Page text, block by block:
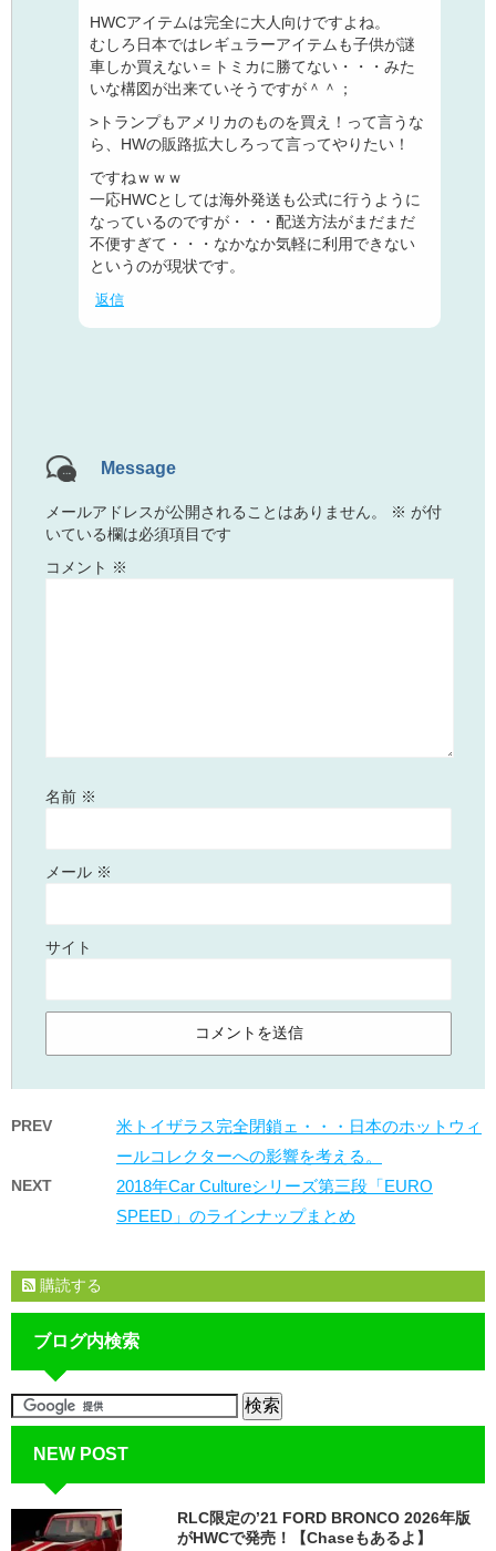
HWCアイテムは完全に大人向けですよね。
むしろ日本ではレギュラーアイテムも子供が謎
車しか買えない＝トミカに勝てない・・・みた
いな構図が出来ていそうですが＾＾；
>トランプもアメリカのものを買え！って言うな
ら、HWの販路拡大しろって言ってやりたい！
ですねｗｗｗ
一応HWCとしては海外発送も公式に行うように
なっているのですが・・・配送方法がまだまだ
不便すぎて・・・なかなか気軽に利用できない
というのが現状です。
返信
Message
メールアドレスが公開されることはありません。 ※ が付
いている欄は必須項目です
コメント ※
名前 ※
メール ※
サイト
PREV
米トイザラス完全閉鎖ェ・・・日本のホットウィ
ールコレクターへの影響を考える。
NEXT
2018年Car Cultureシリーズ第三段「EURO
SPEED」のラインナップまとめ
購読する
ブログ内検索
NEW POST
RLC限定の’21 FORD BRONCO 2026年版
がHWCで発売！【Chaseもあるよ】